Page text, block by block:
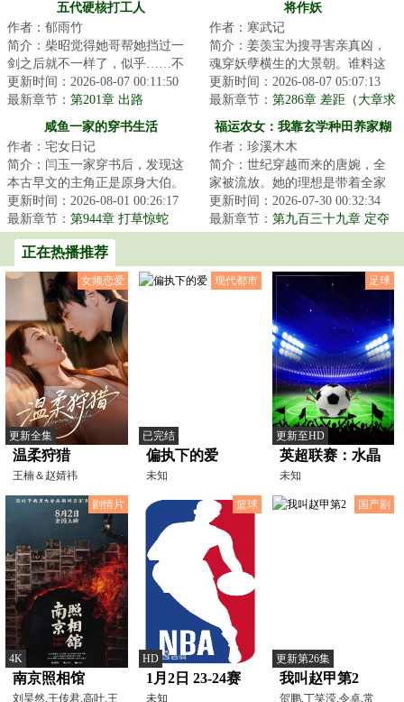
五代硬核打工人
作者：郁雨竹
简介：柴昭觉得她哥帮她挡过一
剑之后就不一样了，似乎……不
是他了。他总会说些郑先生都没
听过的，她听起...
更新时间：2026-08-07 00:11:50
最新章节： 第201章 出路
将作妖
作者：寒武记
简介：姜羡宝为搜寻害亲真凶，
魂穿妖孽横生的大景朝。谁料这
里破案，不看证据，只靠卦师！
这不巧了嘛？！...
更新时间：2026-08-07 05:07:13
最新章节： 第286章 差距（大章求
月票）
咸鱼一家的穿书生活
作者：宅女日记
简介：闫玉一家穿书后，发现这
本古早文的主角正是原身大伯。
他们是扒着大伯喝血，早早被分
家，在全文末尾...
更新时间：2026-08-01 00:26:17
最新章节： 第944章 打草惊蛇
福运农女：我靠玄学种田养家糊
作者：珍溪木木
简介：世纪穿越而来的唐婉，全
家被流放。她的理想是带着全家
去致富，从此山高水长，远离朝
堂恩怨。只是理...
更新时间：2026-07-30 00:32:34
最新章节： 第九百三十九章 定夺
正在热播推荐
女频恋爱
更新全集
温柔狩猎
王楠＆赵婧祎
现代都市
已完结
偏执下的爱
未知
足球
更新至HD
英超联赛：水晶
宫VS利兹联
20260315
未知
剧情片
4K
南京照相馆
刘昊然,王传君,高叶,王
篮球
HD
1月2日 23-24赛
未知
国产剧
更新第26集
我叫赵甲第2
贺鹏,丁笑滢,令卓,常